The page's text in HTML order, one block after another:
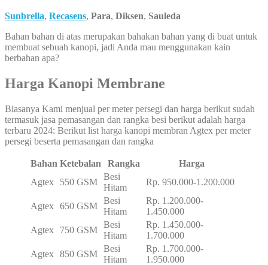
Sunbrella, Recasens, Para, Diksen, Sauleda
Bahan bahan di atas merupakan bahakan bahan yang di buat untuk
membuat sebuah kanopi, jadi Anda mau menggunakan kain
berbahan apa?
Harga Kanopi Membrane
Biasanya Kami menjual per meter persegi dan harga berikut sudah
termasuk jasa pemasangan dan rangka besi berikut adalah harga
terbaru 2024: Berikut list harga kanopi membran Agtex per meter
persegi beserta pemasangan dan rangka
Bahan Ketebalan Rangka
Harga
Agtex
550 GSM
Besi
Hitam
Rp. 950.000-1.200.000
Agtex 650 GSM
Besi
Hitam
Rp. 1.200.000-
1.450.000
Agtex
750 GSM
Besi
Hitam
Rp. 1.450.000-
1.700.000
Agtex
850 GSM
Besi
Hitam
Rp. 1.700.000-
1.950.000